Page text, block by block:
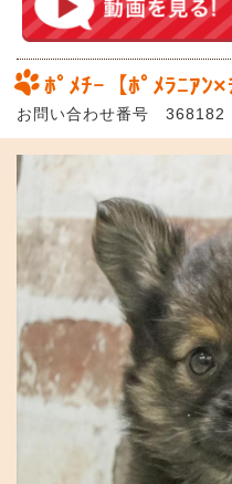
ﾎﾟﾒﾁｰ【ﾎﾟﾒﾗﾆｱﾝ×
お問い合わせ番号 368182